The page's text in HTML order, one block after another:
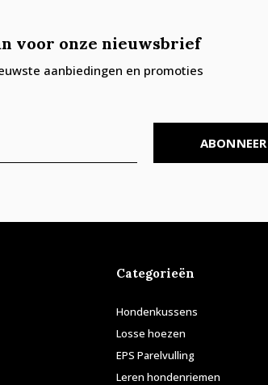
voor onze nieuwsbrief
aanbiedingen en promoties
ABONNEER
Categorieën
Hondenkussens
Losse hoezen
EPS Parelvulling
Leren hondenriemen